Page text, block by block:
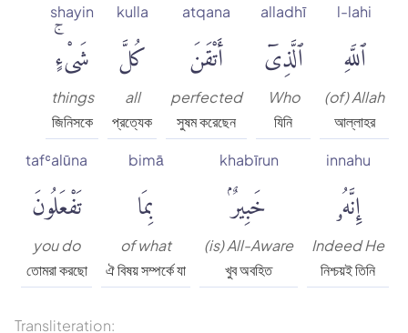
l-lahi
ٱللَّهِ
(of) Allah
আল্লাহর
alladhī
ٱلَّذِىٓ
Who
যিনি
atqana
أَتْقَنَ
perfected
সুষম করেছেন
kulla
كُلَّ
all
প্রত্যেক
shayin
شَىْءٍۚ
things
জিনিসকে
innahu
إِنَّهُۥ
Indeed He
নিশ্চয়ই তিনি
khabīrun
خَبِيرٌۢ
(is) All-Aware
খুব অবহিত
bimā
بِمَا
of what
ঐ বিষয় সম্পর্কে যা
tafʿalūna
تَفْعَلُونَ
you do
তোমরা করছো
Transliteration: